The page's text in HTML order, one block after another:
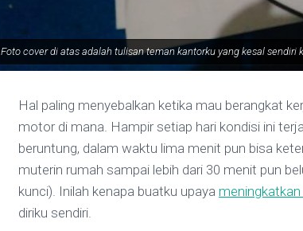
Foto cover di atas adalah tulisan teman kantorku yang kesal sendiri
Hal paling menyebalkan ketika mau berangkat
motor di mana. Hampir setiap hari kondisi ini
beruntung, dalam waktu lima menit pun bisa
muterin rumah sampai lebih dari 30 menit pun
kunci). Inilah kenapa buatku upaya
diriku sendiri.